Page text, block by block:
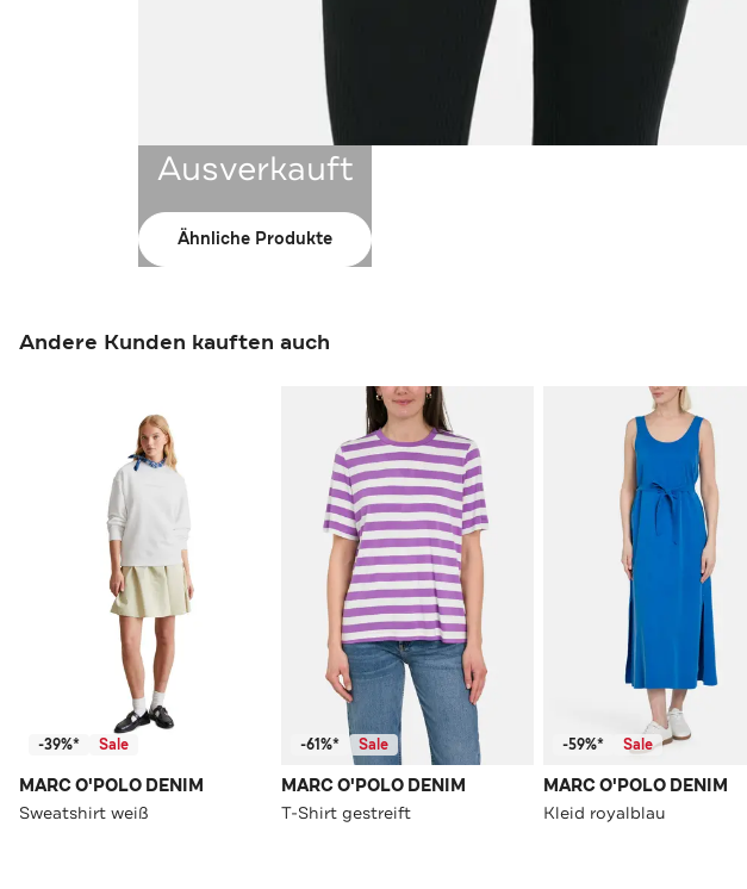
Ausverkauft
Ähnliche Produkte
Andere Kunden kauften auch
-39%* Sale
MARC O'POLO DENIM
Sweatshirt weiß
-61%* Sale
MARC O'POLO DENIM
T-Shirt gestreift
-59%* Sale
MARC O'POLO DENIM
Kleid royalblau